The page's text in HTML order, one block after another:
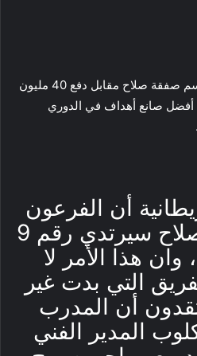
يذكر أن ليفربول وافق على حسم صفقة صلاح مقابل دفع 40 مليون
أفضل صانع أهداف في الدوري
أن الفرعون
المصري محمد صلاح سيرتدي رقم 9
وان هذا الأمر لا
التي بدت غير
أن المدرب
المدير الفني